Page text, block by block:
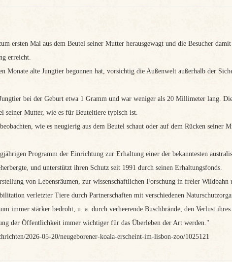
ersten Mal aus dem Beutel seiner Mutter herausgewagt und die Besucher
erreicht.
Monate alte Jungtier begonnen hat, vorsichtig die Außenwelt außerhalb der
bei der Geburt etwa 1 Gramm und war weniger als 20 Millimeter lang.
seiner Mutter, wie es für Beuteltiere typisch ist.
wie es neugierig aus dem Beutel schaut oder auf dem Rücken seiner
Programm der Einrichtung zur Erhaltung einer der bekanntesten
und unterstützt ihren Schutz seit 1991 durch seinen Erhaltungsfonds.
von Lebensräumen, zur wissenschaftlichen Forschung in freier
verletzter Tiere durch Partnerschaften mit verschiedenen
immer stärker bedroht, u. a. durch verheerende Buschbrände, den Verlust
der Öffentlichkeit immer wichtiger für das Überleben der Art werden."
2026-05-20/neugeborener-koala-erscheint-im-lisbon-zoo/1025121